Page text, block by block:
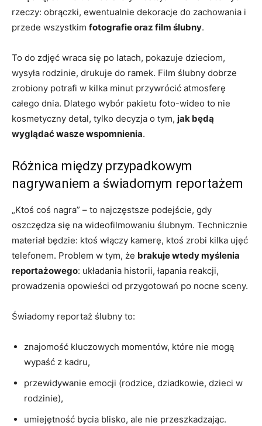
rzeczy: obrączki, ewentualnie dekoracje do zachowania i
przede wszystkim fotografie oraz film ślubny.
To do zdjęć wraca się po latach, pokazuje dzieciom,
wysyła rodzinie, drukuje do ramek. Film ślubny dobrze
zrobiony potrafi w kilka minut przywrócić atmosferę
całego dnia. Dlatego wybór pakietu foto-wideo to nie
kosmetyczny detal, tylko decyzja o tym, jak będą
wyglądać wasze wspomnienia.
Różnica między przypadkowym
nagrywaniem a świadomym reportażem
„Ktoś coś nagra” – to najczęstsze podejście, gdy
oszczędza się na wideofilmowaniu ślubnym. Technicznie
materiał będzie: ktoś włączy kamerę, ktoś zrobi kilka ujęć
telefonem. Problem w tym, że brakuje wtedy myślenia
reportażowego: układania historii, łapania reakcji,
prowadzenia opowieści od przygotowań po nocne sceny.
Świadomy reportaż ślubny to:
znajomość kluczowych momentów, które nie mogą
wypaść z kadru,
przewidywanie emocji (rodzice, dziadkowie, dzieci w
rodzinie),
umiejętność bycia blisko, ale nie przeszkadzając.